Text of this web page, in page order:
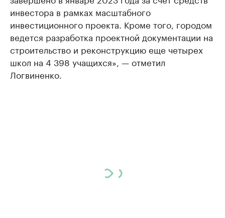
инвестора в рамках масштабного
инвестиционного проекта. Кроме того, городом
ведется разработка проектной документации на
строительство и реконструкцию еще четырех
школ на 4 398 учащихся», — отметил
Логвиненко.